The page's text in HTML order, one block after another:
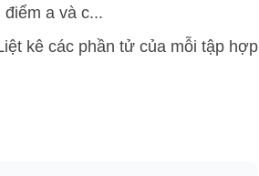
a và c...
kê các phần tử của mỗi tập hợp